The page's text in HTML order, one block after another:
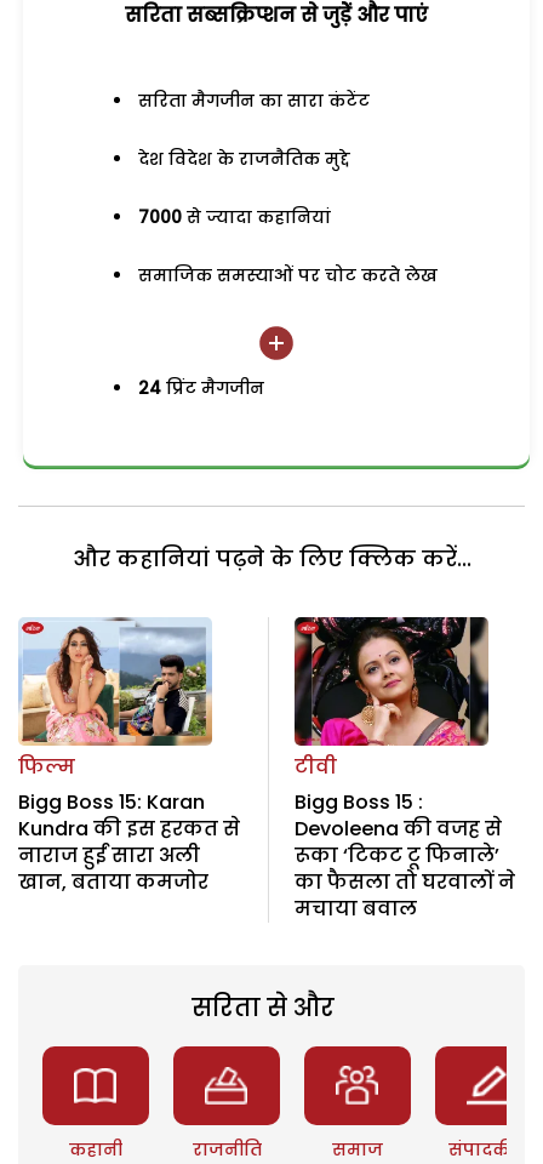
सरिता सब्सक्रिप्शन से जुड़ेें और पाएं
सरिता मैगजीन का सारा कंटेंट
देश विदेश के राजनैतिक मुद्दे
7000 से ज्यादा कहानियां
समाजिक समस्याओं पर चोट करते लेख
24 प्रिंट मैगजीन
और कहानियां पढ़ने के लिए क्लिक करें...
फिल्म
Bigg Boss 15: Karan
Kundra की इस हरकत से
नाराज हुईं सारा अली
खान, बताया कमजोर
टीवी
Bigg Boss 15 :
Devoleena की वजह से
रूका ‘टिकट टू फिनाले’
का फैसला तो घरवालों ने
मचाया बवाल
सरिता से और
कहानी राजनीति समाज संपादकीय